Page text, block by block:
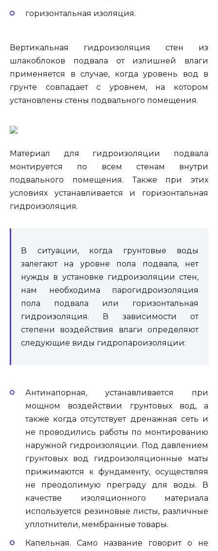
горизонтальная изоляция.
Вертикальная гидроизоляция стен из
шлакоблоков подвала от излишней влаги
применяется в случае, когда уровень вод в
грунте совпадает с уровнем, на котором
установлены стены подвального помещения.
Материал для гидроизоляции подвала
монтируется по всем стенам внутри
подвального помещения. Также при этих
условиях устанавливается и горизонтальная
гидроизоляция.
В ситуации, когда грунтовые воды
залегают на уровне пола подвала, нет
нужды в установке гидроизоляции стен,
нам необходима парогидроизоляция
пола подвала или горизонтальная
гидроизоляция. В зависимости от
степени воздействия влаги определяют
следующие виды гидропароизоляции:
Антинапорная, устанавливается при
мощном воздействии грунтовых вод, а
также когда отсутствует дренажная сеть и
не проводились работы по монтированию
наружной гидроизоляции. Под давлением
грунтовых вод гидроизоляционные маты
прижимаются к фундаменту, осуществляя
не преодолимую преграду для воды. В
качестве изоляционного материала
используется резиновые листы, различные
уплотнители, мембранные товары.
Капельная. Само название говорит о не